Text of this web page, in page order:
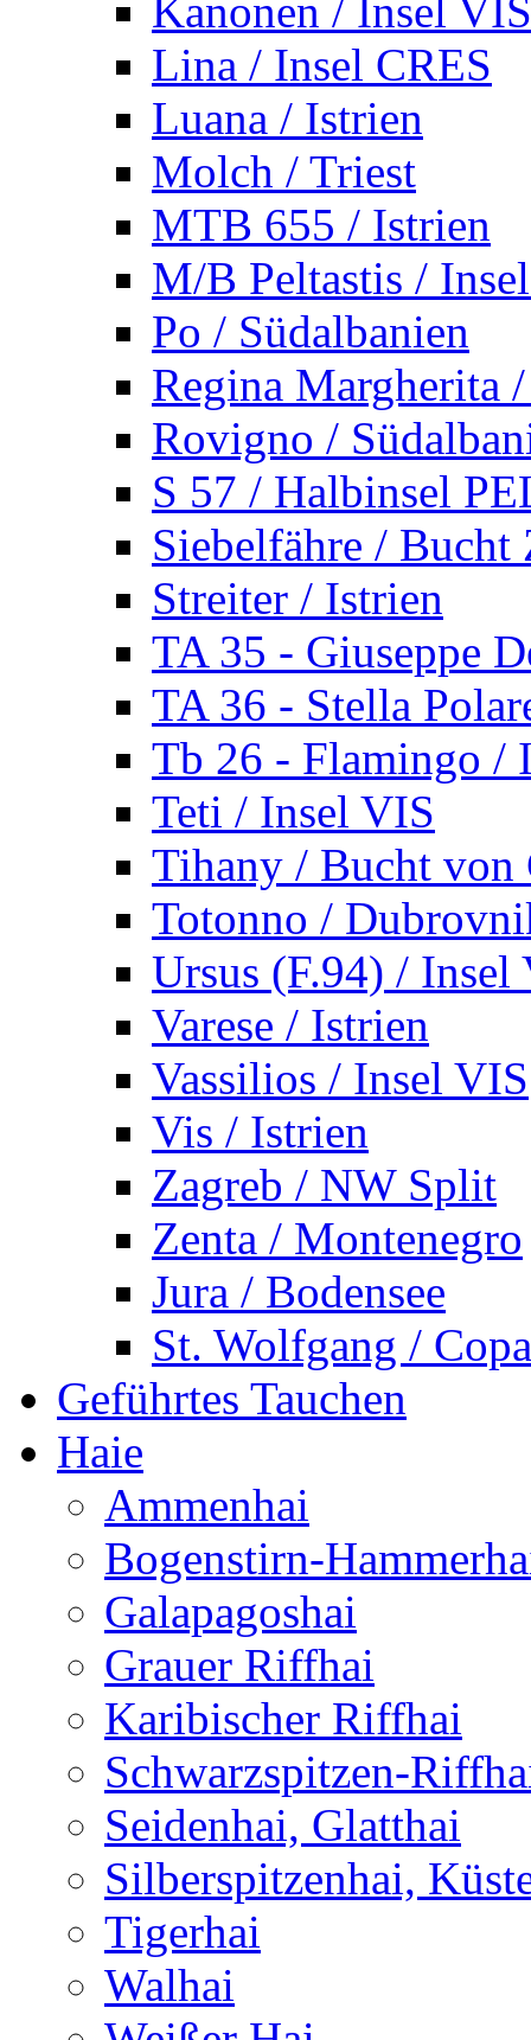
Kanonen / Insel VIS
Lina / Insel CRES
Luana / Istrien
Molch / Triest
MTB 655 / Istrien
M/B Peltastis /
Po / Südalbanien
Regina Margherita
Rovigno /
S 57 / Halbinsel
Siebelfähre / Bucht
Streiter / Istrien
TA 35 - Giuseppe
TA 36 - Stella
Tb 26 - Flamingo /
Teti / Insel VIS
Tihany / Bucht von
Totonno /
Ursus (F.94) / Insel
Varese / Istrien
Vassilios / Insel VIS
Vis / Istrien
Zagreb / NW Split
Zenta / Montenegro
Jura / Bodensee
St. Wolfgang /
Geführtes Tauchen
Haie
Ammenhai
Bogenstirn-
Galapagoshai
Grauer Riffhai
Karibischer Riffhai
Schwarzspitzen-
Seidenhai, Glatthai
Silberspitzenhai,
Tigerhai
Walhai